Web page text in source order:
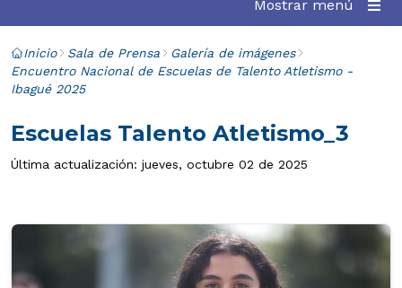
Mostrar menú
Inicio Sala de Prensa
Galería de imágenes
Encuentro Nacional de Escuelas de Talento Atletismo -
Ibagué 2025
Escuelas Talento Atletismo_3
Última actualización: jueves, octubre 02 de 2025